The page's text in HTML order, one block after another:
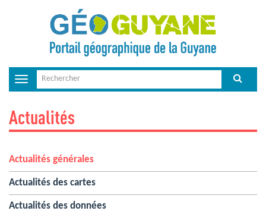
Toggle
navigation
Actualités
Actualités générales
Actualités des cartes
Actualités des données